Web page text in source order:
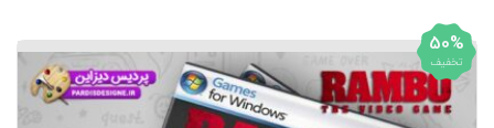
50%
تخفیف